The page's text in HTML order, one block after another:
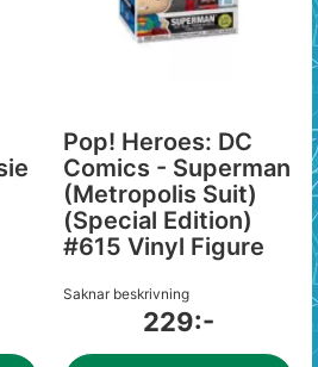
Pop! Heroes: DC
Comics - Superman
(Metropolis Suit)
(Special Edition)
#615 Vinyl Figure
Saknar beskrivning
229:-